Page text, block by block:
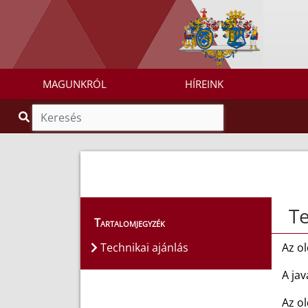
MAGUNKRÓL HÍREINK
Tartalomjegyzék
Technikai ajánlás
Az
A
Az